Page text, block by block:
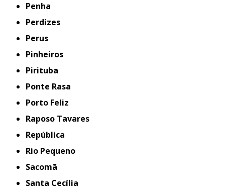
Penha
Perdizes
Perus
Pinheiros
Pirituba
Ponte Rasa
Porto Feliz
Raposo Tavares
República
Rio Pequeno
Sacomã
Santa Cecília